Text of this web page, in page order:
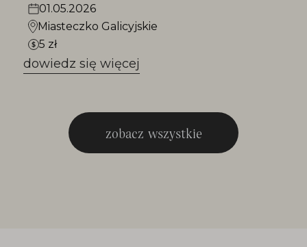
01.05.2026
Miasteczko Galicyjskie
5 zł
dowiedz się więcej
zobacz wszystkie